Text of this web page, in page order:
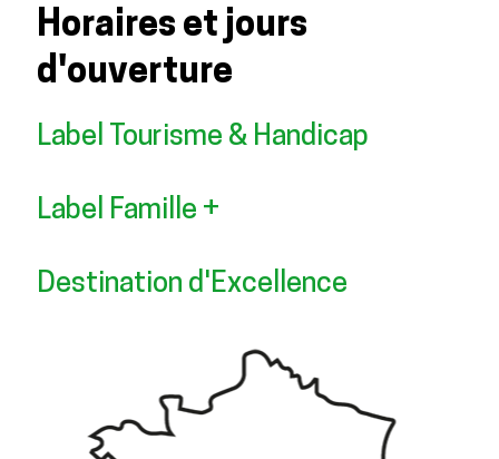
Horaires et jours
d'ouverture
Label Tourisme & Handicap
Label Famille +
Destination d'Excellence